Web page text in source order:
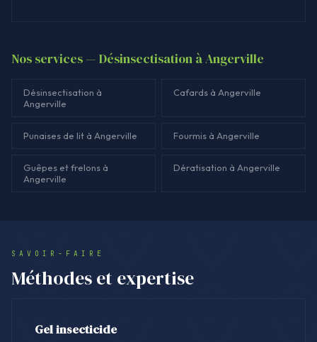
Nos services — Désinsectisation à Angerville
Désinsectisation à
Angerville
Cafards à Angerville
Punaises de lit à Angerville Fourmis à Angerville
Guêpes et frelons à
Angerville
Dératisation à Angerville
SAVOIR-FAIRE
Méthodes et expertise
Gel insecticide